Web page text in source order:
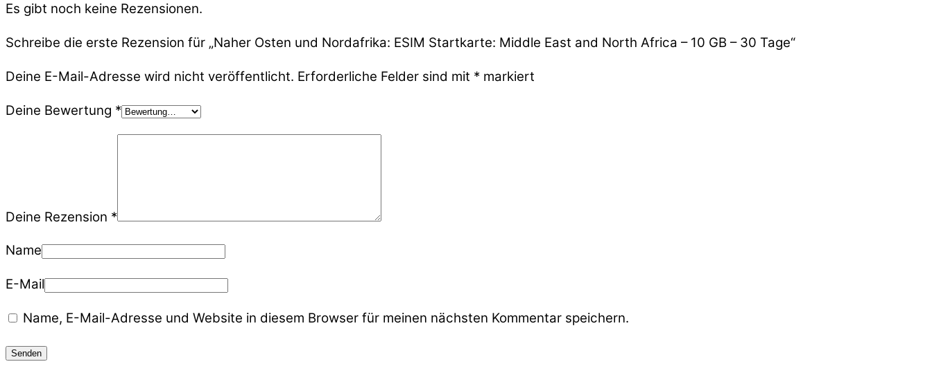
Es gibt noch keine Rezensionen.
Schreibe die erste Rezension für „Naher Osten und Nordafrika: ESIM Startkarte: Middle East and North Africa – 10 GB – 30 Tage“
Deine E-Mail-Adresse wird nicht veröffentlicht. Erforderliche Felder sind mit * markiert
Deine Bewertung *
Deine Rezension *
Name
E-Mail
Name, E-Mail-Adresse und Website in diesem Browser für meinen nächsten Kommentar speichern.